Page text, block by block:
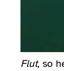
Flut, so